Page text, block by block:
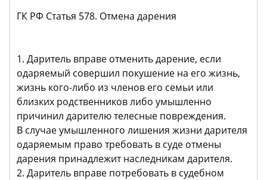
ГК РФ Статья 578. Отмена дарения
1. Даритель вправе отменить дарение, если
одаряемый совершил покушение на его жизнь,
жизнь кого-либо из членов его семьи или
близких родственников либо умышленно
причинил дарителю телесные повреждения.
В случае умышленного лишения жизни дарителя
одаряемым право требовать в суде отмены
дарения принадлежит наследникам дарителя.
2. Даритель вправе потребовать в судебном